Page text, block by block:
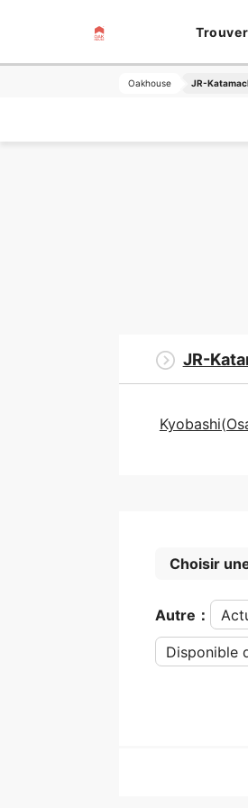
Oakhouse JR-
JR-
Choisir
Autre：
Disponible